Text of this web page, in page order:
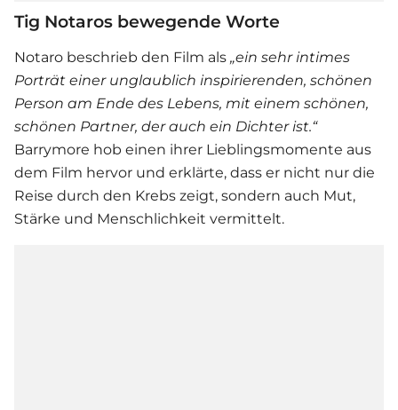
Tig Notaros bewegende Worte
Notaro beschrieb den Film als „ein sehr intimes
Porträt einer unglaublich inspirierenden, schönen
Person am Ende des Lebens, mit einem schönen,
schönen Partner, der auch ein Dichter ist.“
Barrymore hob einen ihrer Lieblingsmomente aus
dem Film hervor und erklärte, dass er nicht nur die
Reise durch den Krebs zeigt, sondern auch Mut,
Stärke und Menschlichkeit vermittelt.